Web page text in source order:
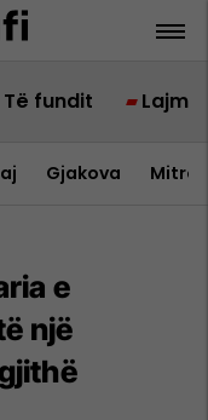
Të fundit Lajme
Gjakova
e
një